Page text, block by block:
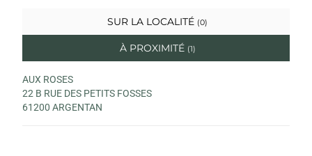
SUR LA LOCALITÉ (0)
À PROXIMITÉ (1)
AUX ROSES
22 B RUE DES PETITS FOSSES
61200 ARGENTAN